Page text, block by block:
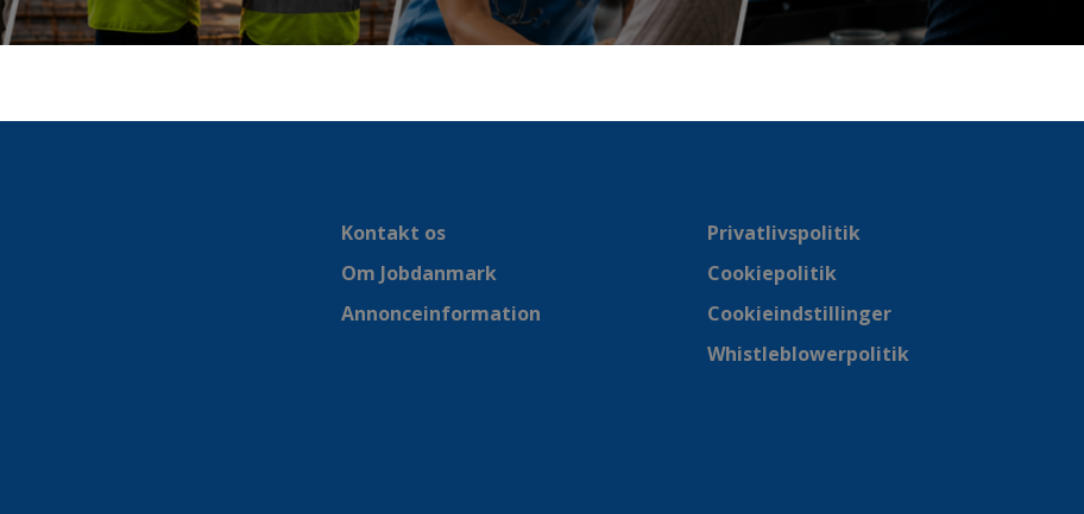
Kontakt os
Om Jobdanmark
Annonceinformation
Privatlivspolitik
Cookiepolitik
Cookieindstillinger
Whistleblowerpolitik